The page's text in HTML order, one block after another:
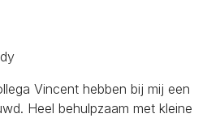
Vincent hebben bij mij een
Heel behulpzaam met kleine